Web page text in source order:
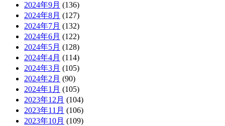
2024年9月 (136)
2024年8月 (127)
2024年7月 (132)
2024年6月 (122)
2024年5月 (128)
2024年4月 (114)
2024年3月 (105)
2024年2月 (90)
2024年1月 (105)
2023年12月 (104)
2023年11月 (106)
2023年10月 (109)